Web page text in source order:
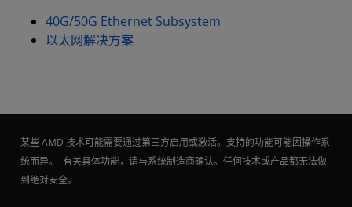
40G/50G Ethernet Subsystem
以太网解决方案
某些 AMD 技术可能需要通过第三方启用或激活。支持的功能可能因操作系
统而异。 有关具体功能，请与系统制造商确认。任何技术或产品都无法做
到绝对安全。